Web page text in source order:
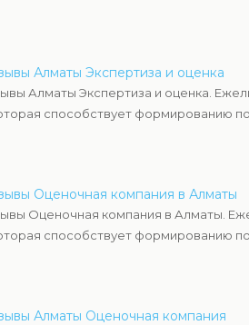
Алматы Экспертиза и оценка
Алматы Экспертиза и оценка.
способствует формированию
Оценочная компания в Алматы
Оценочная компания в Алматы.
способствует формированию
Алматы Оценочная компания